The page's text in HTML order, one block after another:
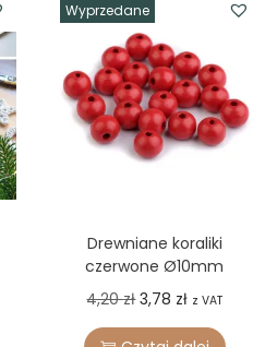
Wyprzedane
Drewniane koraliki
czerwone Ø10mm
4,20złO
r
3,78 złC
u
z VAT